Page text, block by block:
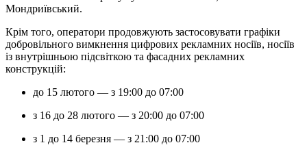
Мондриївський.
Крім того, оператори продовжують застосовувати графіки
добровільного вимкнення цифрових рекламних носіїв, носіїв
із внутрішньою підсвіткою та фасадних рекламних
конструкцій:
до 15 лютого — з 19:00 до 07:00
з 16 до 28 лютого — з 20:00 до 07:00
з 1 до 14 березня — з 21:00 до 07:00